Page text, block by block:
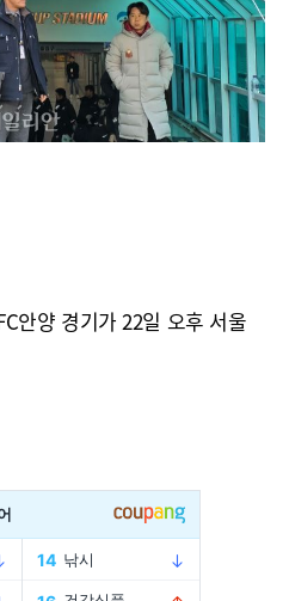
안양 경기가 22일 오후 서울